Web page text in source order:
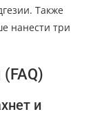
Также
нанести три
и